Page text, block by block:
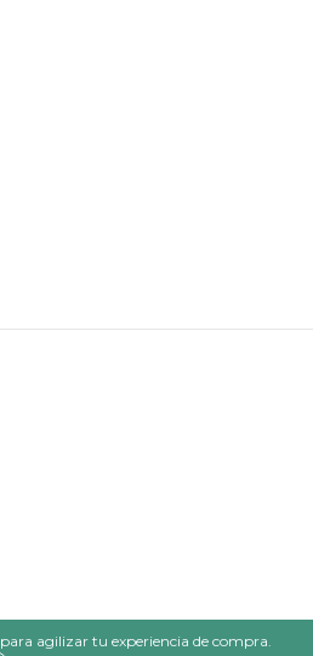
para agilizar tu experiencia de compra.